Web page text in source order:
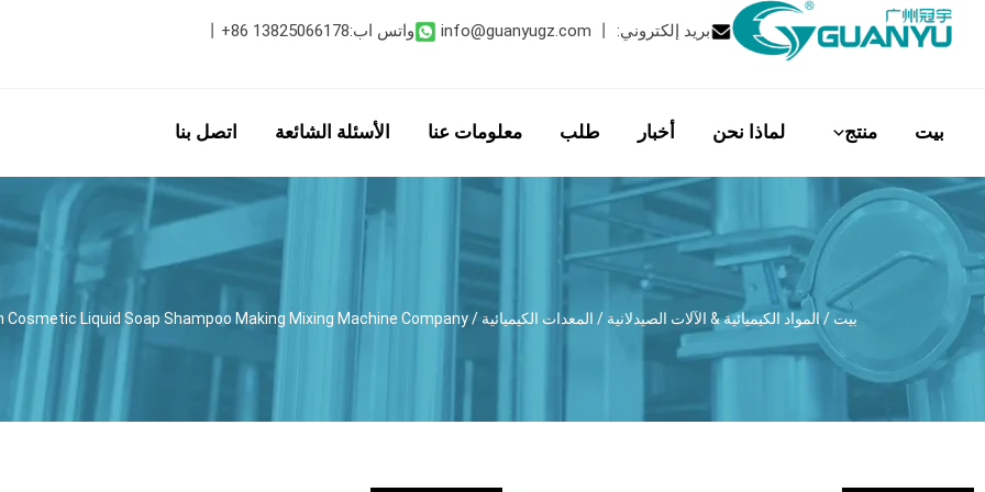
بريد إلكتروني: info@guanyugz.com واتس اب:+86 13825066178
بيت منتج لماذا نحن أخبار طلب معلومات عنا الأسئلة الشائعة اتصل بنا
بيت /المواد الكيميائية & الآلات الصيدلانية / المعدات الكيميائية /
Liquid Soap Shampoo Making Mixing Machine Company